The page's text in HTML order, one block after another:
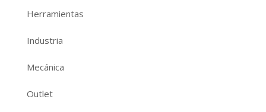
Herramientas
Industria
Mecánica
Outlet